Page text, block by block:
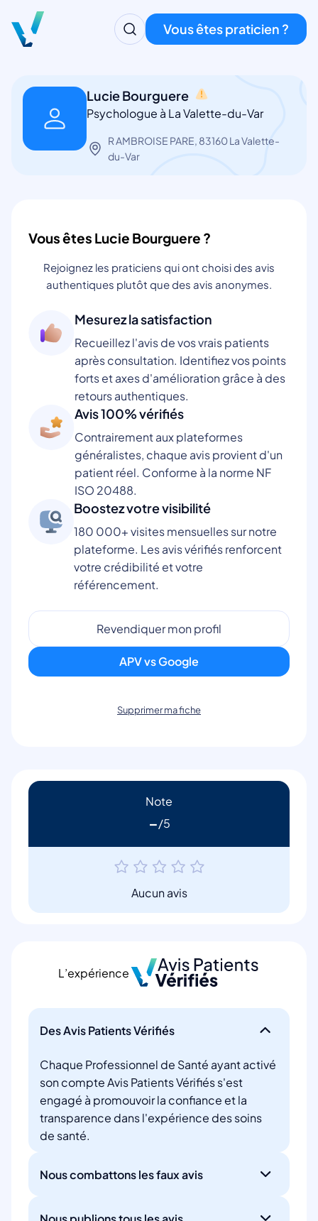
Vous êtes praticien ?
Lucie Bourguere
Psychologue à La Valette-du-Var
R AMBROISE PARE, 83160 La Valette-
du-Var
Vous êtes Lucie Bourguere ?
Rejoignez les praticiens qui ont choisi des avis
authentiques plutôt que des avis anonymes.
Mesurez la satisfaction
Recueillez l'avis de vos vrais patients
après consultation. Identifiez vos points
forts et axes d'amélioration grâce à des
retours authentiques.
Avis 100% vérifiés
Contrairement aux plateformes
généralistes, chaque avis provient d'un
patient réel. Conforme à la norme NF
ISO 20488.
Boostez votre visibilité
180 000+ visites mensuelles sur notre
plateforme. Les avis vérifiés renforcent
votre crédibilité et votre
référencement.
Revendiquer mon profil
APV vs Google
Supprimer ma fiche
Note
-
Aucun avis
L’expérience
Des Avis Patients Vérifiés
Chaque Professionnel de Santé ayant activé
son compte Avis Patients Vérifiés s'est
engagé à promouvoir la confiance et la
transparence dans l'expérience des soins
de santé.
Nous combattons les faux avis